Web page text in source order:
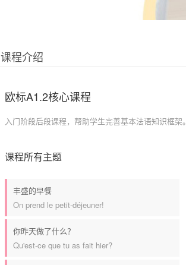
课程介绍
欧标A1.2核心课程
入门阶段后段课程，帮助学生完善基本法语知识框架。
课程所有主题
丰盛的早餐
On prend le petit-déjeuner!
你昨天做了什么？
Qu'est-ce que tu as fait hier?